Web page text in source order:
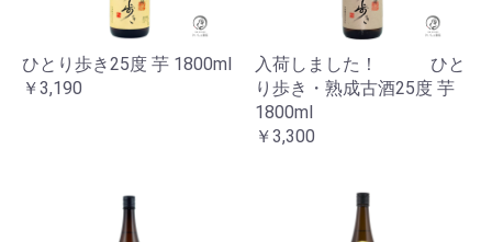
ひとり歩き25度 芋 1800ml
￥3,190
入荷しました！ ひと
り歩き・熟成古酒25度 芋
1800ml
￥3,300